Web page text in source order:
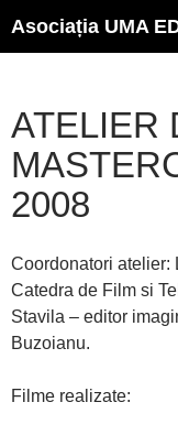
Asociația UMA
ATELIER
2008
Coordonatori atelier:
Catedra de Film si
Stavila – editor
Buzoianu.
Filme realizate: